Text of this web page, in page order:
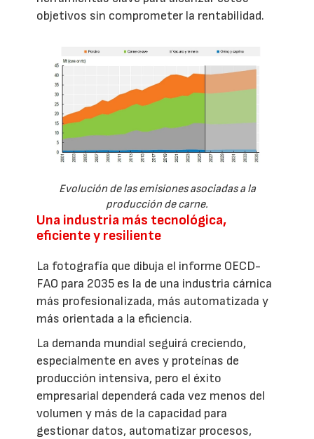
objetivos sin comprometer la rentabilidad.
Evolución de las emisiones asociadas a la
producción de carne.
Una industria más tecnológica,
eficiente y resiliente
La fotografía que dibuja el informe OECD-
FAO para 2035 es la de una industria cárnica
más profesionalizada, más automatizada y
más orientada a la eficiencia.
La demanda mundial seguirá creciendo,
especialmente en aves y proteínas de
producción intensiva, pero el éxito
empresarial dependerá cada vez menos del
volumen y más de la capacidad para
gestionar datos, automatizar procesos,